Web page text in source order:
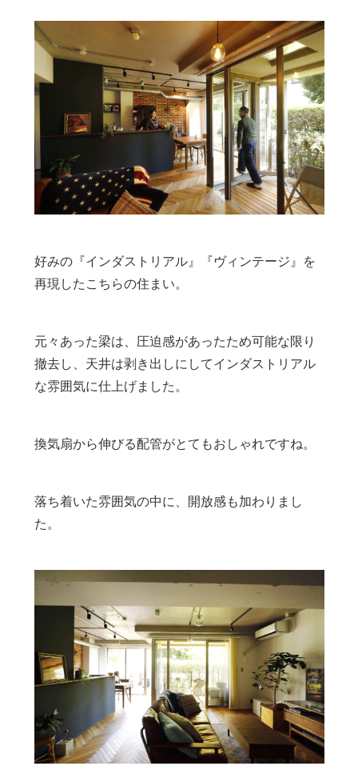
好みの『インダストリアル』『ヴィンテージ』を
再現したこちらの住まい。
元々あった梁は、圧迫感があったため可能な限り
撤去し、天井は剥き出しにしてインダストリアル
な雰囲気に仕上げました。
換気扇から伸びる配管がとてもおしゃれですね。
落ち着いた雰囲気の中に、開放感も加わりまし
た。